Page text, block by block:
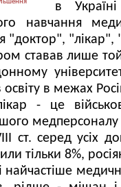
в
навчання
"доктор",
ставав лише
в межах
- це
медперсоналу
ст. серед усіх
тільки 8%,
найчастіше